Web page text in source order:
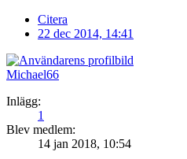
Citera
22 dec 2014, 14:41
Michael66
Inlägg:
1
Blev medlem:
14 jan 2018, 10:54